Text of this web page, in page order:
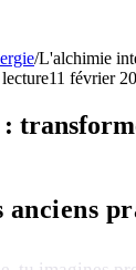
/L'alchimie
11 février
anciens